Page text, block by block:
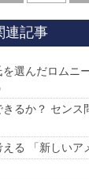
連記事
選んだロムニ
るか？ センス
る 「新しいア